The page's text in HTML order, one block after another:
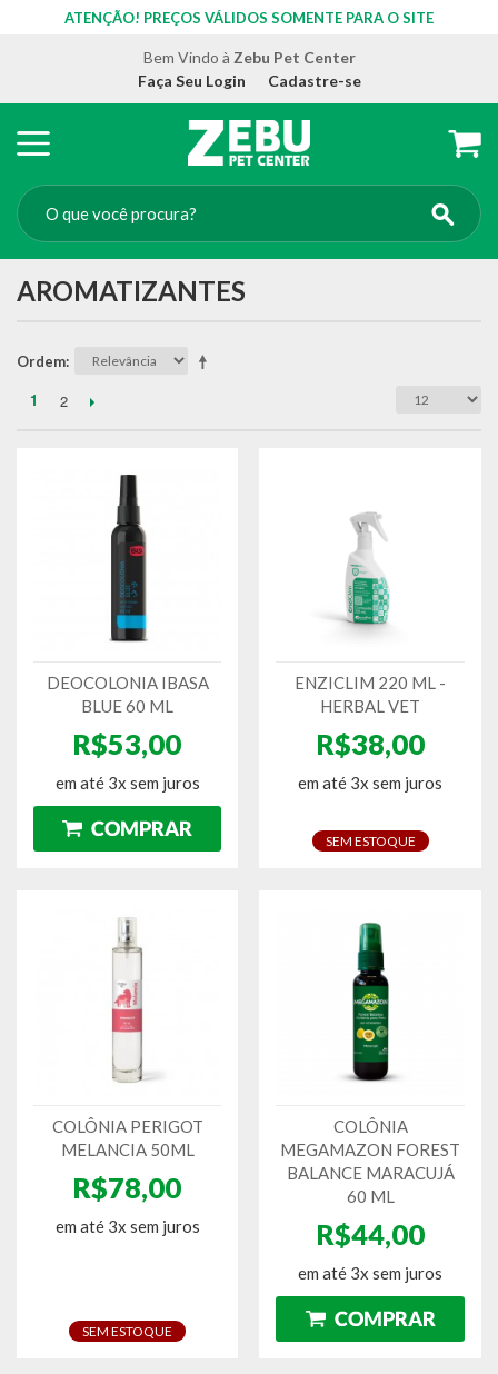
ATENÇÃO! PREÇOS VÁLIDOS SOMENTE PARA O SITE
Bem Vindo à Zebu Pet Center
Faça Seu Login
Cadastre-se
AROMATIZANTES
Ordem
1 2
DEOCOLONIA IBASA
BLUE 60 ML
R$53,00
em até 3x sem juros
ENZICLIM 220 ML -
HERBAL VET
R$38,00
em até 3x sem juros
SEM ESTOQUE
COLÔNIA PERIGOT
MELANCIA 50ML
R$78,00
em até 3x sem juros
SEM ESTOQUE
COLÔNIA
MEGAMAZON FOREST
BALANCE MARACUJÁ
60 ML
R$44,00
em até 3x sem juros